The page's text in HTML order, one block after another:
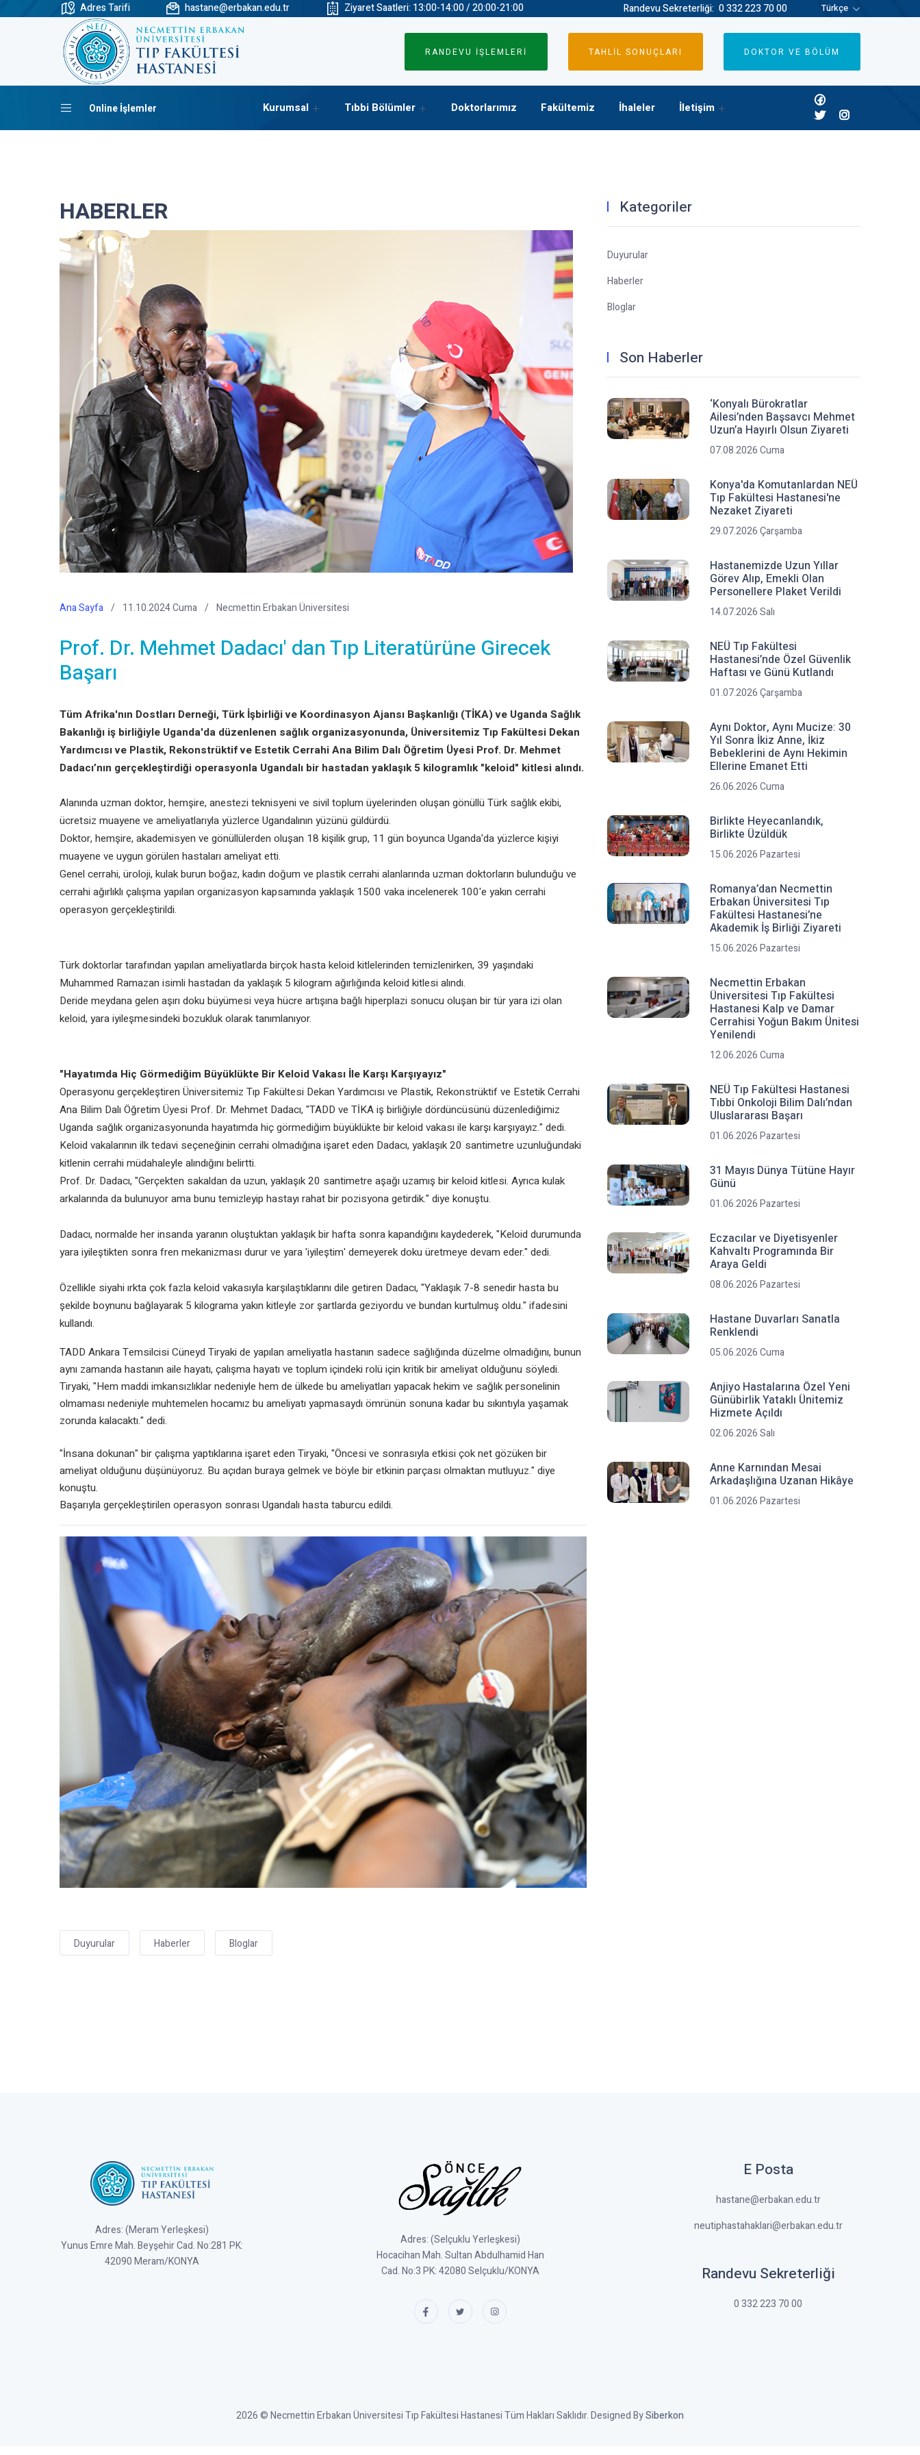
Adres Tarifi hastane@erbakan.edu.tr Ziyaret Saatleri: 13:00-14:00 / 20:00-21:00 Randevu Sekreterliği: 0 332 223 70 00 Türkçe
RANDEVU İŞLEMLERİ TAHLİL SONUÇLARI DOKTOR VE BÖLÜM
Online İşlemler Kurumsal Tıbbi Bölümler Doktorlarımız Fakültemiz İhaleler İletişim
HABERLER
Ana Sayfa 11.10.2024 Cuma Necmettin Erbakan Üniversitesi
Prof. Dr. Mehmet Dadacı' dan Tıp Literatürüne Girecek
Başarı
Tüm Afrika'nın Dostları Derneği, Türk İşbirliği ve Koordinasyon Ajansı Başkanlığı (TİKA) ve Uganda Sağlık
Bakanlığı iş birliğiyle Uganda'da düzenlenen sağlık organizasyonunda, Üniversitemiz Tıp Fakültesi Dekan
Yardımcısı ve Plastik, Rekonstrüktif ve Estetik Cerrahi Ana Bilim Dalı Öğretim Üyesi Prof. Dr. Mehmet
Dadacı’nın gerçekleştirdiği operasyonla Ugandalı bir hastadan yaklaşık 5 kilogramlık "keloid" kitlesi alındı.
Alanında uzman doktor, hemşire, anestezi teknisyeni ve sivil toplum üyelerinden oluşan gönüllü Türk sağlık ekibi,
ücretsiz muayene ve ameliyatlarıyla yüzlerce Ugandalının yüzünü güldürdü.
Doktor, hemşire, akademisyen ve gönüllülerden oluşan 18 kişilik grup, 11 gün boyunca Uganda'da yüzlerce kişiyi
muayene ve uygun görülen hastaları ameliyat etti.
Genel cerrahi, üroloji, kulak burun boğaz, kadın doğum ve plastik cerrahi alanlarında uzman doktorların bulunduğu ve
cerrahi ağırlıklı çalışma yapılan organizasyon kapsamında yaklaşık 1500 vaka incelenerek 100'e yakın cerrahi
operasyon gerçekleştirildi.
Türk doktorlar tarafından yapılan ameliyatlarda birçok hasta keloid kitlelerinden temizlenirken, 39 yaşındaki
Muhammed Ramazan isimli hastadan da yaklaşık 5 kilogram ağırlığında keloid kitlesi alındı.
Deride meydana gelen aşırı doku büyümesi veya hücre artışına bağlı hiperplazi sonucu oluşan bir tür yara izi olan
keloid, yara iyileşmesindeki bozukluk olarak tanımlanıyor.
"Hayatımda Hiç Görmediğim Büyüklükte Bir Keloid Vakası İle Karşı Karşıyayız"
Operasyonu gerçekleştiren Üniversitemiz Tıp Fakültesi Dekan Yardımcısı ve Plastik, Rekonstrüktif ve Estetik Cerrahi
Ana Bilim Dalı Öğretim Üyesi Prof. Dr. Mehmet Dadacı, "TADD ve TİKA iş birliğiyle dördüncüsünü düzenlediğimiz
Uganda sağlık organizasyonunda hayatımda hiç görmediğim büyüklükte bir keloid vakası ile karşı karşıyayız." dedi.
Keloid vakalarının ilk tedavi seçeneğinin cerrahi olmadığına işaret eden Dadacı, yaklaşık 20 santimetre uzunluğundaki
kitlenin cerrahi müdahaleyle alındığını belirtti.
Prof. Dr. Dadacı, "Gerçekten sakaldan da uzun, yaklaşık 20 santimetre aşağı uzamış bir keloid kitlesi. Ayrıca kulak
arkalarında da bulunuyor ama bunu temizleyip hastayı rahat bir pozisyona getirdik." diye konuştu.
Dadacı, normalde her insanda yaranın oluştuktan yaklaşık bir hafta sonra kapandığını kaydederek, "Keloid durumunda
yara iyileştikten sonra fren mekanizması durur ve yara 'iyileştim' demeyerek doku üretmeye devam eder." dedi.
Özellikle siyahi ırkta çok fazla keloid vakasıyla karşılaştıklarını dile getiren Dadacı, "Yaklaşık 7-8 senedir hasta bu
şekilde boynunu bağlayarak 5 kilograma yakın kitleyle zor şartlarda geziyordu ve bundan kurtulmuş oldu." ifadesini
kullandı.
TADD Ankara Temsilcisi Cüneyd Tiryaki de yapılan ameliyatla hastanın sadece sağlığında düzelme olmadığını, bunun
aynı zamanda hastanın aile hayatı, çalışma hayatı ve toplum içindeki rolü için kritik bir ameliyat olduğunu söyledi.
Tiryaki, "Hem maddi imkansızlıklar nedeniyle hem de ülkede bu ameliyatları yapacak hekim ve sağlık personelinin
olmaması nedeniyle muhtemelen hocamız bu ameliyatı yapmasaydı ömrünün sonuna kadar bu sıkıntıyla yaşamak
zorunda kalacaktı." dedi.
"İnsana dokunan" bir çalışma yaptıklarına işaret eden Tiryaki, "Öncesi ve sonrasıyla etkisi çok net gözüken bir
ameliyat olduğunu düşünüyoruz. Bu açıdan buraya gelmek ve böyle bir etkinin parçası olmaktan mutluyuz." diye
konuştu.
Başarıyla gerçekleştirilen operasyon sonrası Ugandalı hasta taburcu edildi.
Duyurular Haberler Bloglar
Kategoriler
Duyurular
Haberler
Bloglar
Son Haberler
‘Konyalı Bürokratlar
Ailesi’nden Başsavcı Mehmet
Uzun’a Hayırlı Olsun Ziyareti
07.08.2026 Cuma
Konya'da Komutanlardan NEÜ
Tıp Fakültesi Hastanesi'ne
Nezaket Ziyareti
29.07.2026 Çarşamba
Hastanemizde Uzun Yıllar
Görev Alıp, Emekli Olan
Personellere Plaket Verildi
14.07.2026 Salı
NEÜ Tıp Fakültesi
Hastanesi’nde Özel Güvenlik
Haftası ve Günü Kutlandı
01.07.2026 Çarşamba
Aynı Doktor, Aynı Mucize: 30
Yıl Sonra İkiz Anne, İkiz
Bebeklerini de Aynı Hekimin
Ellerine Emanet Etti
26.06.2026 Cuma
Birlikte Heyecanlandık,
Birlikte Üzüldük
15.06.2026 Pazartesi
Romanya’dan Necmettin
Erbakan Üniversitesi Tıp
Fakültesi Hastanesi’ne
Akademik İş Birliği Ziyareti
15.06.2026 Pazartesi
Necmettin Erbakan
Üniversitesi Tıp Fakültesi
Hastanesi Kalp ve Damar
Cerrahisi Yoğun Bakım Ünitesi
Yenilendi
12.06.2026 Cuma
NEÜ Tıp Fakültesi Hastanesi
Tıbbi Onkoloji Bilim Dalı’ndan
Uluslararası Başarı
01.06.2026 Pazartesi
31 Mayıs Dünya Tütüne Hayır
Günü
01.06.2026 Pazartesi
Eczacılar ve Diyetisyenler
Kahvaltı Programında Bir
Araya Geldi
08.06.2026 Pazartesi
Hastane Duvarları Sanatla
Renklendi
05.06.2026 Cuma
Anjiyo Hastalarına Özel Yeni
Günübirlik Yataklı Ünitemiz
Hizmete Açıldı
02.06.2026 Salı
Anne Karnından Mesai
Arkadaşlığına Uzanan Hikâye
01.06.2026 Pazartesi
Adres: (Meram Yerleşkesi)
Yunus Emre Mah. Beyşehir Cad. No:281 PK:
42090 Meram/KONYA
Adres: (Selçuklu Yerleşkesi)
Hocacihan Mah. Sultan Abdulhamid Han
Cad. No:3 PK: 42080 Selçuklu/KONYA
E Posta
hastane@erbakan.edu.tr
neutiphastahaklari@erbakan.edu.tr
Randevu Sekreterliği
0 332 223 70 00
2026 © Necmettin Erbakan Üniversitesi Tıp Fakültesi Hastanesi Tüm Hakları Saklıdır. Designed BySiberkon